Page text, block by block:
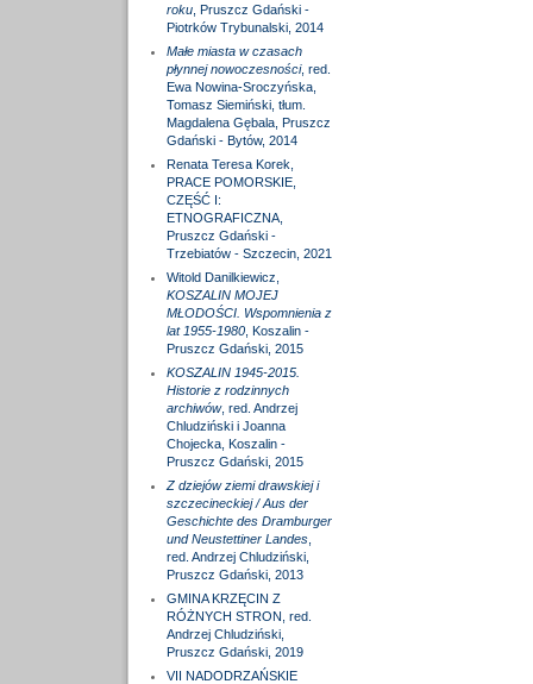
roku, Pruszcz Gdański -
Piotrków Trybunalski, 2014
Małe miasta w czasach
płynnej nowoczesności, red.
Ewa Nowina-Sroczyńska,
Tomasz Siemiński, tłum.
Magdalena Gębala, Pruszcz
Gdański - Bytów, 2014
Renata Teresa Korek,
PRACE POMORSKIE,
CZĘŚĆ I:
ETNOGRAFICZNA,
Pruszcz Gdański -
Trzebiatów - Szczecin, 2021
Witold Danilkiewicz,
KOSZALIN MOJEJ
MŁODOŚCI. Wspomnienia z
lat 1955-1980, Koszalin -
Pruszcz Gdański, 2015
KOSZALIN 1945-2015.
Historie z rodzinnych
archiwów, red. Andrzej
Chludziński i Joanna
Chojecka, Koszalin -
Pruszcz Gdański, 2015
Z dziejów ziemi drawskiej i
szczecineckiej / Aus der
Geschichte des Dramburger
und Neustettiner Landes,
red. Andrzej Chludziński,
Pruszcz Gdański, 2013
GMINA KRZĘCIN Z
RÓŻNYCH STRON, red.
Andrzej Chludziński,
Pruszcz Gdański, 2019
VII NADODRZAŃSKIE